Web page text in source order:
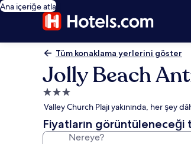
Ana içeriğe atla
Tüm konaklama yerlerini göster
Jolly Beach
3.0
yıldızlı
konaklama
yeri
Valley Church Plajı yakınında, her şey
Fiyatların görüntüleneceği
Nereye?